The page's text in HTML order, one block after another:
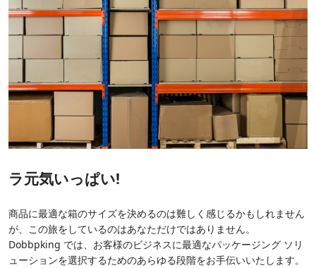
ラ元気いっぱい!
商品に最適な箱のサイズを決めるのは難しく感じるかもしれません
が、この旅をしているのはあなただけではありません。
Dobbpking では、お客様のビジネスに最適なパッケージング ソリ
ューションを選択するためのあらゆる段階をお手伝いいたします。